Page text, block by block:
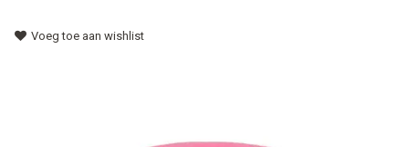
Fournituren
Voeg toe aan wishlist